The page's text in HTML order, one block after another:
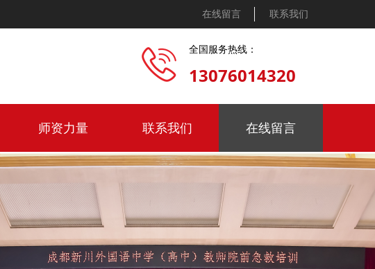
在线留言 联系我们
全国服务热线：
13076014320
师资力量 联系我们 在线留言